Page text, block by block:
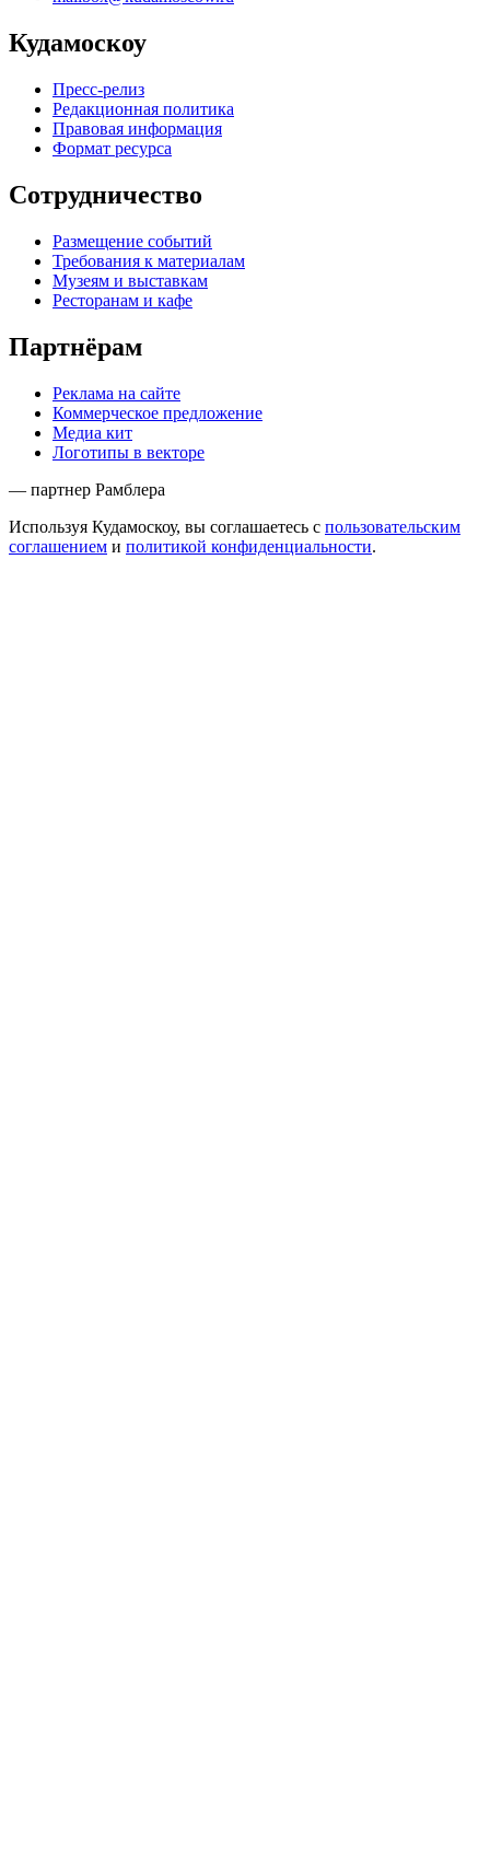
Кудамоскоу
Пресс-релиз
Редакционная политика
Правовая информация
Формат ресурса
Сотрудничество
Размещение событий
Требования к материалам
Музеям и выставкам
Ресторанам и кафе
Партнёрам
Реклама на сайте
Коммерческое предложение
Медиа кит
Логотипы в векторе
— партнер Рамблера
Используя Кудамоскоу, вы соглашаетесь с пользовательским
соглашением и политикой конфиденциальности.